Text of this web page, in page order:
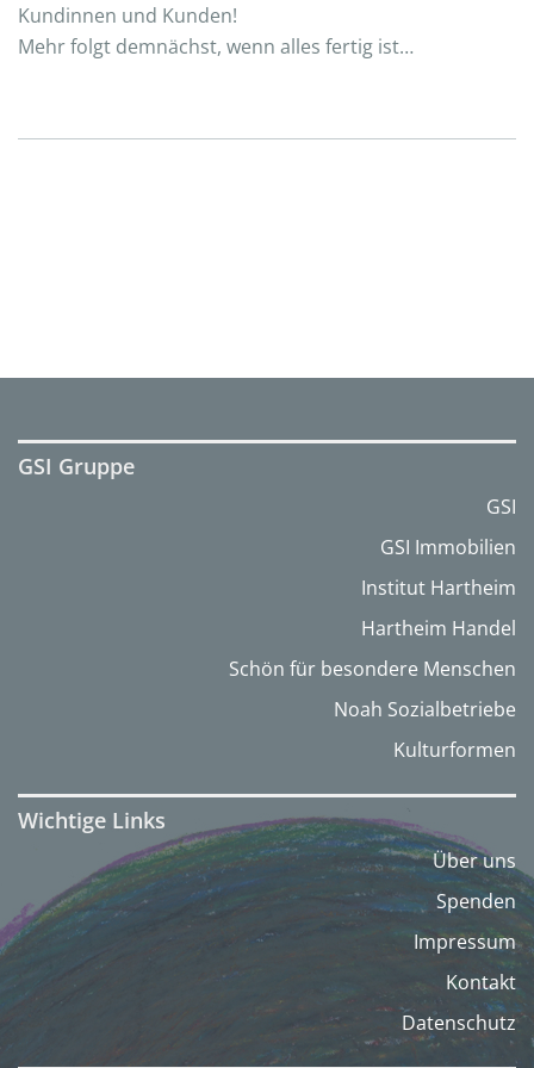
Kundinnen und Kunden!
Mehr folgt demnächst, wenn alles fertig ist…
GSI Gruppe
GSI
GSI Immobilien
Institut Hartheim
Hartheim Handel
Schön für besondere Menschen
Noah Sozialbetriebe
Kulturformen
Wichtige Links
Über uns
Spenden
Impressum
Kontakt
Datenschutz